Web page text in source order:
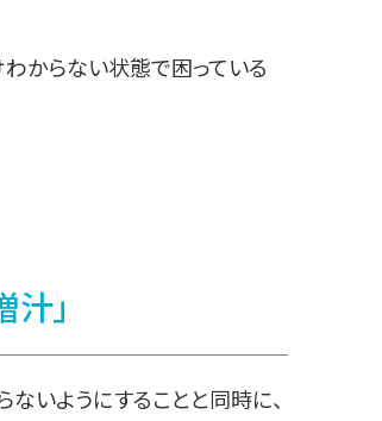
からない状態で困っている
」
いようにすることと同時に、